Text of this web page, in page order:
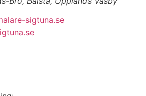
sigtuna.se